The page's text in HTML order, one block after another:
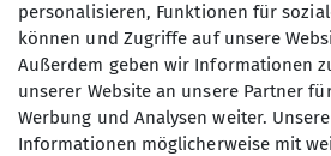
Bericht Mike
Fotos Albert und Mike
personalisieren, Funktionen für
können und Zugriffe auf unsere
Außerdem geben wir Informationen
unserer Website an unsere Partner
Werbung und Analysen weiter.
Informationen möglicherweise mit